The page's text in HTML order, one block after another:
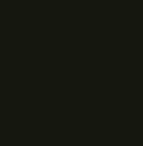
Biotech
ennusteet ja